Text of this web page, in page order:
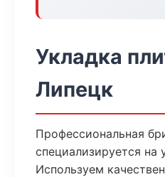
Укладка
Липецк
Профессиональная
специализируется на
Используем